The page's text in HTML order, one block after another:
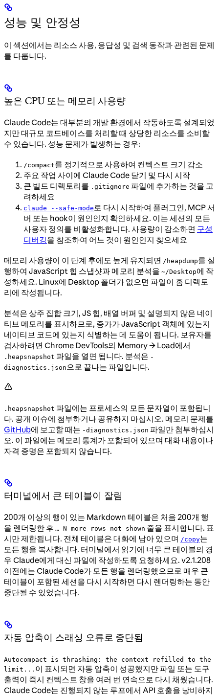
성능 및 안정성
이 섹션에서는 리소스 사용, 응답성 및 검색 동작과 관련된 문제
를 다룹니다.
높은 CPU 또는 메모리 사용량
Claude Code는 대부분의 개발 환경에서 작동하도록 설계되었
지만 대규모 코드베이스를 처리할 때 상당한 리소스를 소비할
수 있습니다. 성능 문제가 발생하는 경우:
/compact를 정기적으로 사용하여 컨텍스트 크기 감소
주요 작업 사이에 Claude Code 닫기 및 다시 시작
큰 빌드 디렉토리를 .gitignore 파일에 추가하는 것을 고
려하세요
claude --safe-mode로 다시 시작하여 플러그인, MCP 서
버 또는 hook이 원인인지 확인하세요. 이는 세션의 모든
사용자 정의를 비활성화합니다. 사용량이 감소하면 구성
디버깅을 참조하여 어느 것이 원인인지 찾으세요
메모리 사용량이 이 단계 후에도 높게 유지되면 /heapdump를 실
행하여 JavaScript 힙 스냅샷과 메모리 분석을 ~/Desktop에 작
성하세요. Linux에 Desktop 폴더가 없으면 파일이 홈 디렉토
리에 작성됩니다.
분석은 상주 집합 크기, JS 힙, 배열 버퍼 및 설명되지 않은 네이
티브 메모리를 표시하므로, 증가가 JavaScript 객체에 있는지
네이티브 코드에 있는지 식별하는 데 도움이 됩니다. 보유자를
검사하려면 Chrome DevTools의 Memory → Load에서
.heapsnapshot 파일을 열면 됩니다. 분석은 -
diagnostics.json으로 끝나는 파일입니다.
.heapsnapshot 파일에는 프로세스의 모든 문자열이 포함됩니
다. 공개 이슈에 첨부하거나 공유하지 마십시오. 메모리 문제를
GitHub에 보고할 때는 -diagnostics.json 파일만 첨부하십시
오. 이 파일에는 메모리 통계가 포함되어 있으며 대화 내용이나
자격 증명은 포함되지 않습니다.
터미널에서 큰 테이블이 잘림
200개 이상의 행이 있는 Markdown 테이블은 처음 200개 행
을 렌더링한 후 … N more rows not shown 줄을 표시합니다. 표
시만 제한됩니다. 전체 테이블은 대화에 남아 있으며 /copy는
모든 행을 복사합니다. 터미널에서 읽기에 너무 큰 테이블의 경
우 Claude에게 대신 파일에 작성하도록 요청하세요. v2.1.208
이전에는 Claude Code가 모든 행을 렌더링했으므로 매우 큰
테이블이 포함된 세션을 다시 시작하면 다시 렌더링하는 동안
중단될 수 있었습니다.
자동 압축이 스래싱 오류로 중단됨
Autocompact is thrashing: the context refilled to the
limit... 이 표시되면 자동 압축이 성공했지만 파일 또는 도구
출력이 즉시 컨텍스트 창을 여러 번 연속으로 다시 채웠습니다.
Claude Code는 진행되지 않는 루프에서 API 호출을 낭비하지